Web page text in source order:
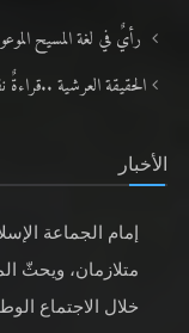
رأيٌ في لغة المسيح الموعود عليه السلام ..1
الحقيقة العرشية
الأخبار
إمام الجماعة
متلازمان، ويحثّ
خلال الاجتماع